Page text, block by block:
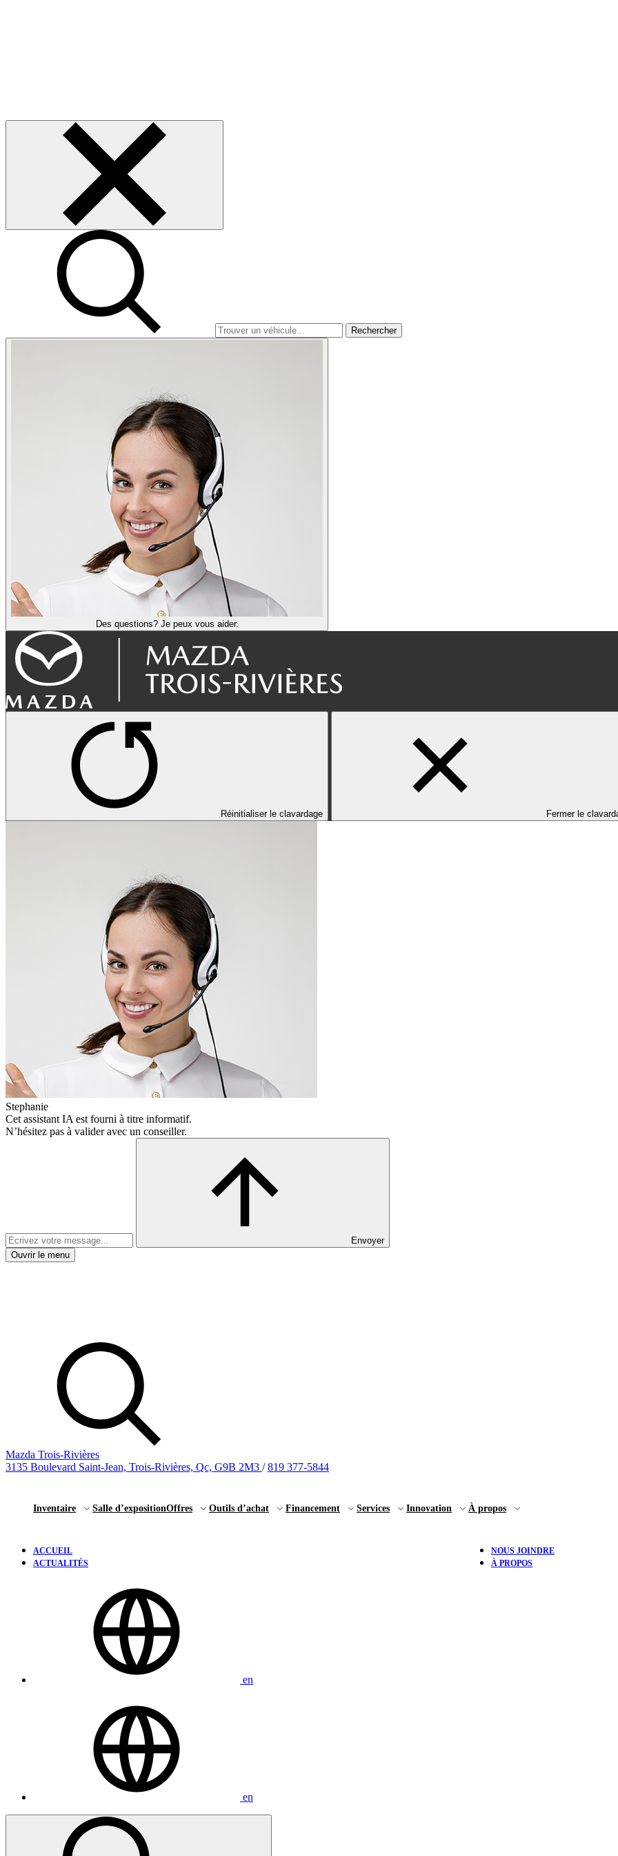
Rechercher
Des questions? Je peux vous aider.
Réinitialiser le clavardage Fermer le
Stephanie
Cet assistant IA est fourni à titre informatif.
N’hésitez pas à valider avec un conseiller.
Envoyer
Ouvrir le menu
Mazda Trois-Rivières
3135 Boulevard Saint-Jean, Trois-Rivières, Qc, G9B 2M3 / 819 377-5844
Inventaire Salle d’expositionOffres Outils d’achat Financement Services Innovation À propos
ACCUEIL
NOUS JOINDRE
ACTUALITÉS
À PROPOS
en
en